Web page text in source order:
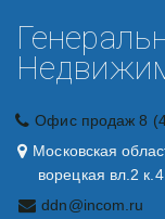
Офис продаж 8
Московская
ворецкая вл.2 к.4
ddn@incom.ru